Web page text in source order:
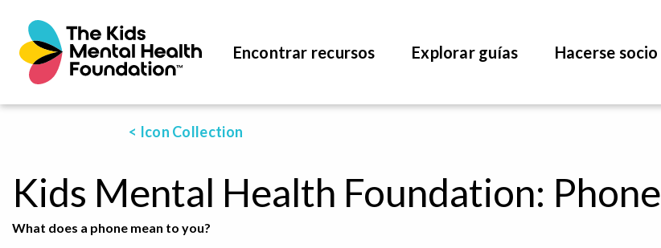
Encontrar recursos Explorar guías Hacerse socio
< Icon Collection
Kids Mental Health Foundation: Phone
What does a phone mean to you?